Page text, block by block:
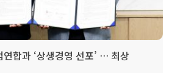
합과 ‘상생경영 선포’ … 최상